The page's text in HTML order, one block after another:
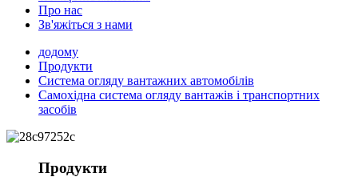
Про нас
Зв'яжіться з нами
додому
Продукти
Система огляду вантажних автомобілів
Самохідна система огляду вантажів і транспортних
засобів
Продукти